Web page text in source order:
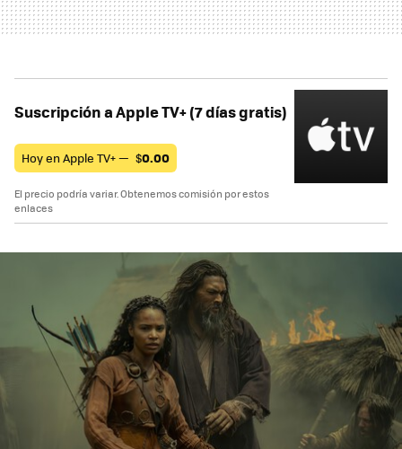
Suscripción a Apple TV+ (7 días gratis)
Hoy en Apple TV+ — $0.00
El precio podría variar. Obtenemos comisión por estos
enlaces